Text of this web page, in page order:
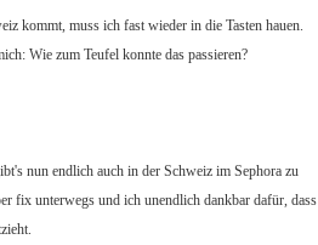
kommt, muss ich fast wieder in die Tasten hauen.
Wie zum Teufel konnte das passieren?
nun endlich auch in der Schweiz im Sephora zu
fix unterwegs und ich unendlich dankbar dafür, dass